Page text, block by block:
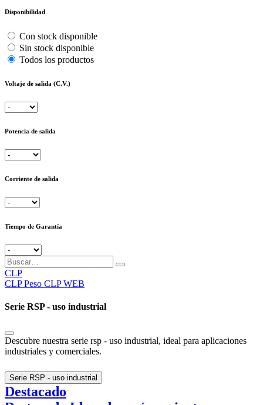
Disponibilidad
Con stock disponible
Sin stock disponible
Todos los productos
Voltaje de salida (C.V.)
Potencia de salida
Corriente de salida
Tiempo de Garantía
CLP
CLP Peso CLP WEB
Serie RSP - uso industrial
Descubre nuestra serie rsp - uso industrial, ideal para aplicaciones
industriales y comerciales.
Serie RSP - uso industrial
Destacado